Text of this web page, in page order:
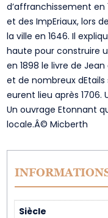
d’affranchissement en
et des ImpEriaux, lors
la ville en 1646. Il
haute pour construire
en 1898 le livre de
et de nombreux dEtails
eurent lieu après 1706.
Un ouvrage Etonnant
locale.Â© Micberth
Siècle